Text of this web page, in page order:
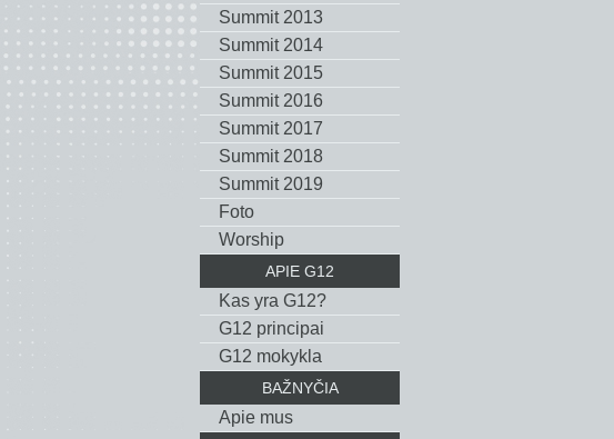
Summit 2013
Summit 2014
Summit 2015
Summit 2016
Summit 2017
Summit 2018
Summit 2019
Foto
Worship
APIE G12
Kas yra G12?
G12 principai
G12 mokykla
BAŽNYČIA
Apie mus